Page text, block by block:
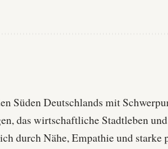
Süden Deutschlands mit
das wirtschaftliche Stadtleben
durch Nähe, Empathie und starke